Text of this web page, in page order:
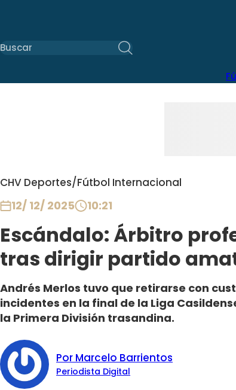
CHV Deportes/Fútbol Internacional
12/ 12/ 2025 10:21
Escándalo: Árbitro
tras dirigir partido
Andrés Merlos tuvo que retirarse con
incidentes en la final de la Liga
la Primera División trasandina.
Por Marcelo Barrientos
Periodista Digital